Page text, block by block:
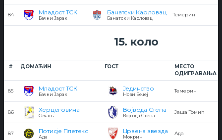
84 Младост ТСК
Бачки Јарак
Банатски Карловац
Банатски Карловац
Темерин
15. коло
# ДОМАЋИН ГОСТ
МЕСТО
ОДИГРАВАЊА
85 Младост ТСК
Бачки Јарак
Јединство
Нови Бечеј
Темерин
86 Херцеговина
Сечањ
Војвода Степа
Војвода Степа
Јаша Томић
87 Потисје Плетекс
Ада
Црвена звезда
Мокрин
Ада